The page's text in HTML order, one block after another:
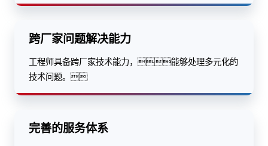
跨厂家问题解决能力
工程师具备跨厂家技术能力，能够处理多元化的
技术问题。
完善的服务体系